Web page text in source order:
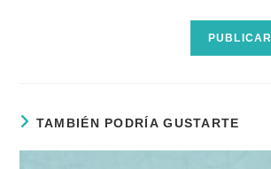
TAMBIÉN PODRÍA GUSTARTE